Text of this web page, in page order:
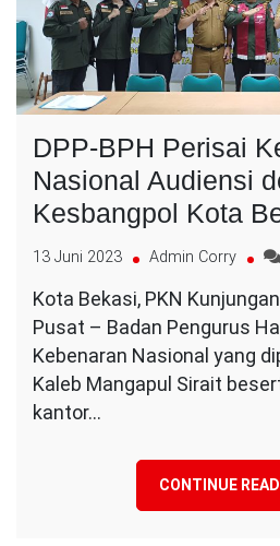
DPP-BPH Perisai
Nasional Audiensi
Kesbangpol Kota
13 Juni 2023 Admin Corry
Kota Bekasi, PKN
Pusat – Badan Pengurus
Kebenaran Nasional yang
Kaleb Mangapul Sirait
kantor…
CONTINUE